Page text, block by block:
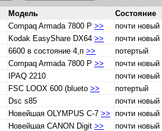
Модель Состояние
Compaq Armada 7800 P >> почти новый
Kodak EasyShare DX64 >> почти новый
6600 в состояние 4,п >> потертый
Compaq Armada 7800 P >> почти новый
IPAQ 2210 почти новый
FSC LOOX 600 (blueto >> потертый
Dsc s85 почти новый
Новейшая OLYMPUS C-7 >> почти новый
Новейшая CANON Digit >> почти новый